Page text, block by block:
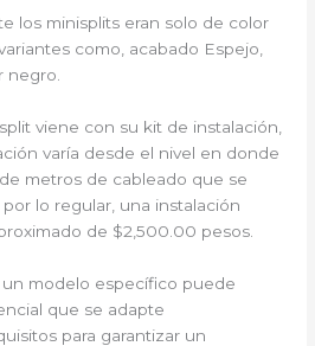
los minisplits eran solo de color
como, acabado Espejo,
negro.
viene con su kit de instalación,
varía desde el nivel en donde
metros de cableado que se
lo regular, una instalación
de $2,500.00 pesos.
modelo específico puede
que se adapte
para garantizar un